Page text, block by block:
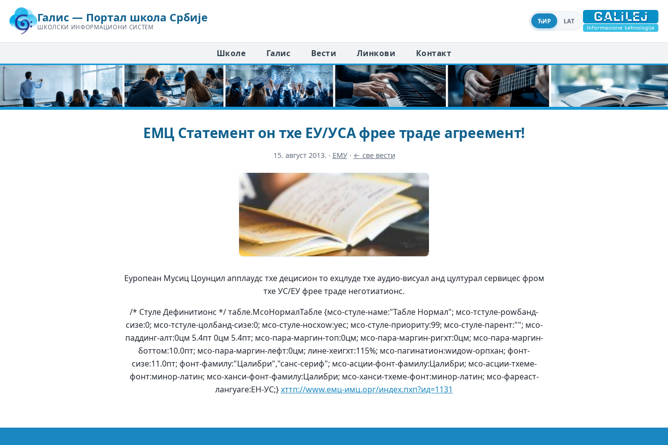
Галис — Портал школа Србије
ШКОЛСКИ ИНФОРМАЦИОНИ СИСТЕМ
ЋИР LAT
Школе Галис Вести Линкови Контакт
ЕМЦ Статемент он тхе ЕУ/УСА фрее траде агреемент!
15. август 2013. · ЕМУ· ← све вести
Еуропеан Мусиц Цоунцил апплаудс тхе децисион то еxцлуде тхе аудио-висуал анд цултурал сервицес фром
тхе УС/ЕУ фрее траде неготиатионс.
/* Стyле Дефинитионс */ табле.МсоНормалТабле {мсо-стyле-наме:"Табле Нормал"; мсо-тстyле-роwбанд-
сизе:0; мсо-тстyле-цолбанд-сизе:0; мсо-стyле-носхоw:yес; мсо-стyле-приоритy:99; мсо-стyле-парент:""; мсо-
паддинг-алт:0цм 5.4пт 0цм 5.4пт; мсо-пара-маргин-топ:0цм; мсо-пара-маргин-ригхт:0цм; мсо-пара-маргин-
боттом:10.0пт; мсо-пара-маргин-лефт:0цм; лине-хеигхт:115%; мсо-пагинатион:wидоw-орпхан; фонт-
сизе:11.0пт; фонт-фамилy:"Цалибри","санс-сериф"; мсо-асции-фонт-фамилy:Цалибри; мсо-асции-тхеме-
фонт:минор-латин; мсо-ханси-фонт-фамилy:Цалибри; мсо-ханси-тхеме-фонт:минор-латин; мсо-фареаст-
лангуаге:ЕН-УС;}хттп://www.емц-имц.орг/индеx.пхп?ид=1131